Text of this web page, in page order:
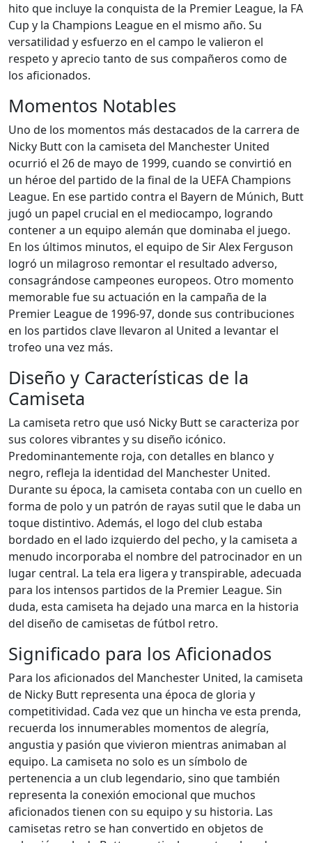
hito que incluye la conquista de la Premier League, la FA
Cup y la Champions League en el mismo año. Su
versatilidad y esfuerzo en el campo le valieron el
respeto y aprecio tanto de sus compañeros como de
los aficionados.
Momentos Notables
Uno de los momentos más destacados de la carrera de
Nicky Butt con la camiseta del Manchester United
ocurrió el 26 de mayo de 1999, cuando se convirtió en
un héroe del partido de la final de la UEFA Champions
League. En ese partido contra el Bayern de Múnich, Butt
jugó un papel crucial en el mediocampo, logrando
contener a un equipo alemán que dominaba el juego.
En los últimos minutos, el equipo de Sir Alex Ferguson
logró un milagroso remontar el resultado adverso,
consagrándose campeones europeos. Otro momento
memorable fue su actuación en la campaña de la
Premier League de 1996-97, donde sus contribuciones
en los partidos clave llevaron al United a levantar el
trofeo una vez más.
Diseño y Características de la
Camiseta
La camiseta retro que usó Nicky Butt se caracteriza por
sus colores vibrantes y su diseño icónico.
Predominantemente roja, con detalles en blanco y
negro, refleja la identidad del Manchester United.
Durante su época, la camiseta contaba con un cuello en
forma de polo y un patrón de rayas sutil que le daba un
toque distintivo. Además, el logo del club estaba
bordado en el lado izquierdo del pecho, y la camiseta a
menudo incorporaba el nombre del patrocinador en un
lugar central. La tela era ligera y transpirable, adecuada
para los intensos partidos de la Premier League. Sin
duda, esta camiseta ha dejado una marca en la historia
del diseño de camisetas de fútbol retro.
Significado para los Aficionados
Para los aficionados del Manchester United, la camiseta
de Nicky Butt representa una época de gloria y
competitividad. Cada vez que un hincha ve esta prenda,
recuerda los innumerables momentos de alegría,
angustia y pasión que vivieron mientras animaban al
equipo. La camiseta no solo es un símbolo de
pertenencia a un club legendario, sino que también
representa la conexión emocional que muchos
aficionados tienen con su equipo y su historia. Las
camisetas retro se han convertido en objetos de